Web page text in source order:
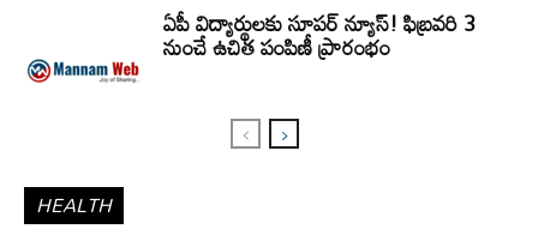
ఏపీ విద్యార్థులకు సూపర్ న్యూస్! ఫిబ్రవరి 3
నుంచే ఉచిత పంపిణీ ప్రారంభం
HEALTH